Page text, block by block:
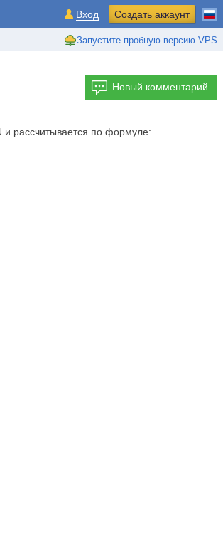
Запустите пробную версию VPS
Вход Создать аккаунт
Новый комментарий
и рассчитывается по формуле: